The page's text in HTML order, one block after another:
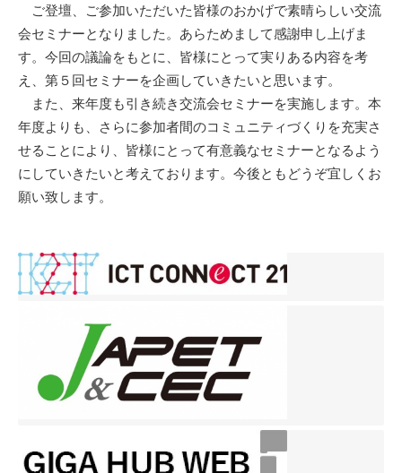
ご登壇、ご参加いただいた皆様のおかげで素晴らしい交流
会セミナーとなりました。あらためまして感謝申し上げま
す。今回の議論をもとに、皆様にとって実りある内容を考
え、第５回セミナーを企画していきたいと思います。
また、来年度も引き続き交流会セミナーを実施します。本
年度よりも、さらに参加者間のコミュニティづくりを充実さ
せることにより、皆様にとって有意義なセミナーとなるよう
にしていきたいと考えております。今後ともどうぞ宜しくお
願い致します。